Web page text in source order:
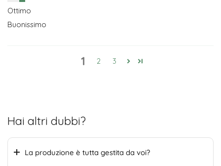
Ottimo
Buonissimo
1 2 3
Hai altri dubbi?
La produzione è tutta gestita da voi?